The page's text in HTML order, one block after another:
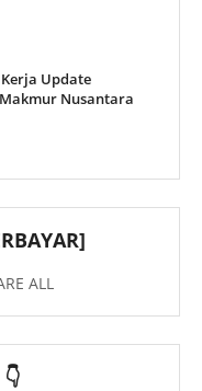
Update
Makmur Nusantara
ALL